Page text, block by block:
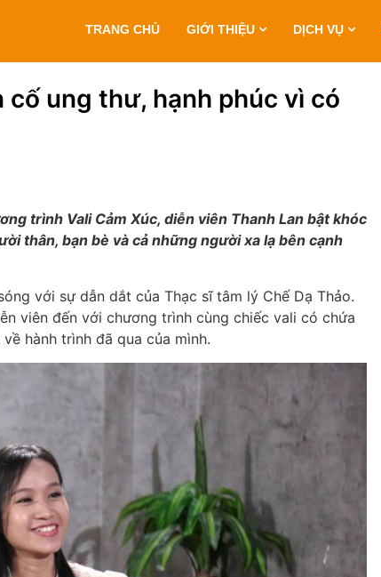
TRANG CHỦ GIỚI THIỆU DỊCH VỤ
cố ung thư, hạnh phúc vì có
trình Vali Cảm Xúc, diễn viên Thanh Lan bật khóc
thân, bạn bè và cả những người xa lạ bên cạnh
với sự dẫn dắt của Thạc sĩ tâm lý Chế Dạ Thảo.
viên đến với chương trình cùng chiếc vali có chứa
hành trình đã qua của mình.